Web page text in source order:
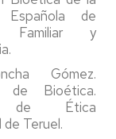
Española de
Familiar y
Gómez.
de Bioética.
de Ética
Teruel.